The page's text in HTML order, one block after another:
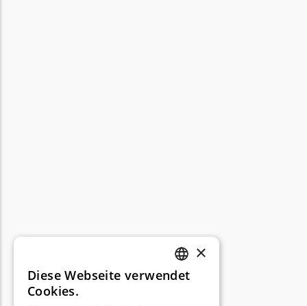
GERMAN
×
Diese Webseite verwendet
Cookies.